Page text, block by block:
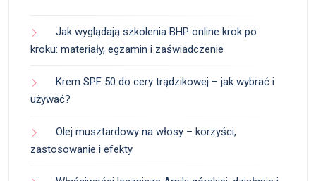
Jak wyglądają szkolenia BHP online krok po
kroku: materiały, egzamin i zaświadczenie
Krem SPF 50 do cery trądzikowej – jak wybrać i
używać?
Olej musztardowy na włosy – korzyści,
zastosowanie i efekty